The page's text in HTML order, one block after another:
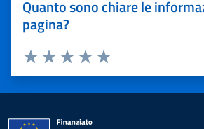
Quanto sono chiare le
pagina?
Valuta 5 stelle su 5
Valuta 4 stelle su 5
Valuta 3 stelle su 5
Valuta 2 stelle su 5
Valuta 1 stelle su 5